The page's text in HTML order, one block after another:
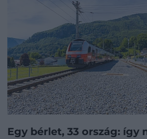
Egy bérlet, 33 ország: így